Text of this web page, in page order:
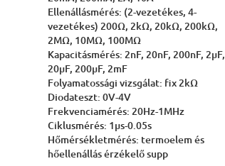
Ellenállásmérés: (2-vezetékes, 4-
vezetékes) 200Ω, 2kΩ, 20kΩ, 200kΩ,
2MΩ, 10MΩ, 100MΩ
Kapacitásmérés: 2nF, 20nF, 200nF, 2μF,
20μF, 200μF, 2mF
Folyamatossági vizsgálat: fix 2kΩ
Diodateszt: 0V-4V
Frekvenciamérés: 20Hz-1MHz
Ciklusmérés: 1μs-0.05s
Hőmérsékletmérés: termoelem és
hőellenállás érzékelő supp